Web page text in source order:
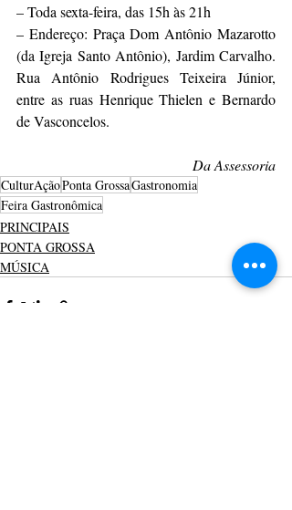
– Toda sexta-feira, das 15h às 21h
– Endereço: Praça Dom Antônio Mazarotto
(da Igreja Santo Antônio), Jardim Carvalho.
Rua Antônio Rodrigues Teixeira Júnior,
entre as ruas Henrique Thielen e Bernardo
de Vasconcelos.
Da Assessoria
CulturAçãoPonta GrossaGastronomia
Feira Gastronômica
PRINCIPAIS
PONTA GROSSA
MÚSICA